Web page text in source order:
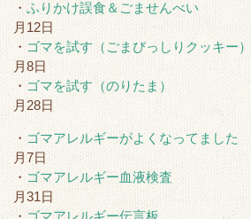
・ふりかけ誤食＆ごませんべい
月12日
・ ゴマを試す（ごまびっしりクッキー）
月8日
・ ゴマを試す（のりたま）
月28日
・ ゴマアレルギーがよくなってました
月7日
・ ゴマアレルギー血液検査
月31日